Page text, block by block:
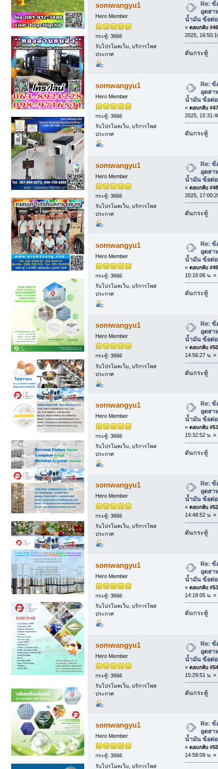
somwangyu1
Hero Member
กระทู้: 3666
รับโปรโมทเว็บ, บริการโพส
ประกาศ
Re: ข้
อุตสา
น้ำมัน ข้อต่อ
« ตอบกลับ
2025,
ดันกระทู้
somwangyu1
Hero Member
กระทู้: 3666
รับโปรโมทเว็บ, บริการโพส
ประกาศ
Re: ข้
อุตสา
น้ำมัน ข้อต่อ
« ตอบกลับ
2025,
ดันกระทู้
somwangyu1
Hero Member
กระทู้: 3666
รับโปรโมทเว็บ, บริการโพส
ประกาศ
Re: ข้
อุตสา
น้ำมัน ข้อต่อ
« ตอบกลับ
2025,
ดันกระทู้
somwangyu1
Hero Member
กระทู้: 3666
รับโปรโมทเว็บ, บริการโพส
ประกาศ
Re: ข้
อุตสา
น้ำมัน ข้อต่อ
« ตอบกลับ
15:16:06 น. »
ดันกระทู้
somwangyu1
Hero Member
กระทู้: 3666
รับโปรโมทเว็บ, บริการโพส
ประกาศ
Re: ข้
อุตสา
น้ำมัน ข้อต่อ
« ตอบกลับ
14:56:27 น. »
ดันกระทู้
somwangyu1
Hero Member
กระทู้: 3666
รับโปรโมทเว็บ, บริการโพส
ประกาศ
Re: ข้
อุตสา
น้ำมัน ข้อต่อ
« ตอบกลับ
15:32:52 น. »
ดันกระทู้
somwangyu1
Hero Member
กระทู้: 3666
รับโปรโมทเว็บ, บริการโพส
ประกาศ
Re: ข้
อุตสา
น้ำมัน ข้อต่อ
« ตอบกลับ
14:48:52 น. »
ดันกระทู้
somwangyu1
Hero Member
กระทู้: 3666
รับโปรโมทเว็บ, บริการโพส
ประกาศ
Re: ข้
อุตสา
น้ำมัน ข้อต่อ
« ตอบกลับ
14:18:05 น. »
ดันกระทู้
somwangyu1
Hero Member
กระทู้: 3666
รับโปรโมทเว็บ, บริการโพส
ประกาศ
Re: ข้
อุตสา
น้ำมัน ข้อต่อ
« ตอบกลับ
15:29:51 น. »
ดันกระทู้
somwangyu1
Hero Member
กระทู้: 3666
รับโปรโมทเว็บ, บริการโพส
Re: ข้
อุตสา
น้ำมัน ข้อต่อ
« ตอบกลับ
14:58:09 น. »